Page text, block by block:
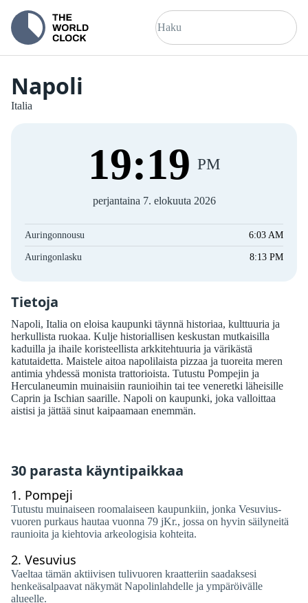
Napoli
Italia
19:19 PM
perjantaina 7. elokuuta 2026
Auringonnousu 6:03 AM
Auringonlasku 8:13 PM
Tietoja
Napoli, Italia on eloisa kaupunki täynnä historiaa, kulttuuria ja
herkullista ruokaa. Kulje historiallisen keskustan mutkaisilla
kaduilla ja ihaile koristeellista arkkitehtuuria ja värikästä
katutaidetta. Maistele aitoa napolilaista pizzaa ja tuoreita meren
antimia yhdessä monista trattorioista. Tutustu Pompejin ja
Herculaneumin muinaisiin raunioihin tai tee veneretki läheisille
Caprin ja Ischian saarille. Napoli on kaupunki, joka valloittaa
aistisi ja jättää sinut kaipaamaan enemmän.
30 parasta käyntipaikkaa
1. Pompeji
Tutustu muinaiseen roomalaiseen kaupunkiin, jonka Vesuvius-
vuoren purkaus hautaa vuonna 79 jKr., jossa on hyvin säilyneitä
raunioita ja kiehtovia arkeologisia kohteita.
2. Vesuvius
Vaeltaa tämän aktiivisen tulivuoren kraatteriin saadaksesi
henkeäsalpaavat näkymät Napolinlahdelle ja ympäröivälle
alueelle.